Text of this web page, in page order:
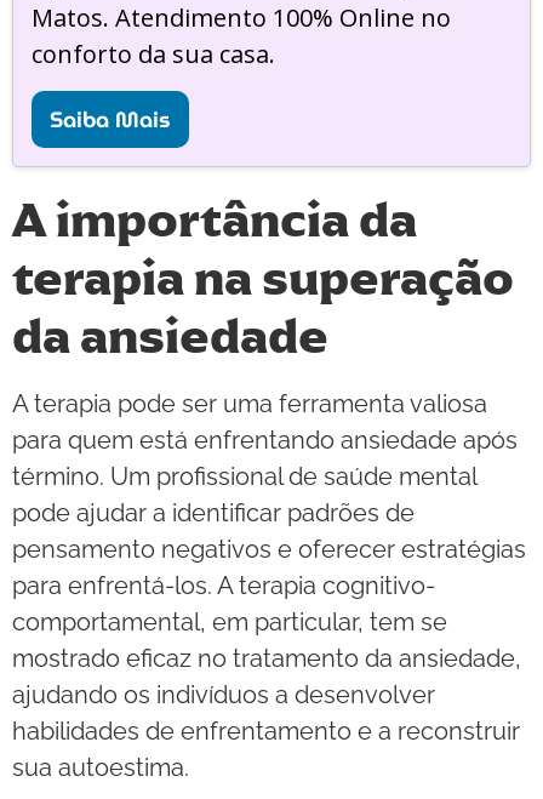
Matos. Atendimento 100% Online no
conforto da sua casa.
Saiba Mais
A importância da
terapia na superação
da ansiedade
A terapia pode ser uma ferramenta valiosa
para quem está enfrentando ansiedade após
término. Um profissional de saúde mental
pode ajudar a identificar padrões de
pensamento negativos e oferecer estratégias
para enfrentá-los. A terapia cognitivo-
comportamental, em particular, tem se
mostrado eficaz no tratamento da ansiedade,
ajudando os indivíduos a desenvolver
habilidades de enfrentamento e a reconstruir
sua autoestima.